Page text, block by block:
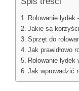
Rolowanie
Jakie są
Sprzęt do
Jak prawidłowo
Rolowanie
Jak wprowadzić